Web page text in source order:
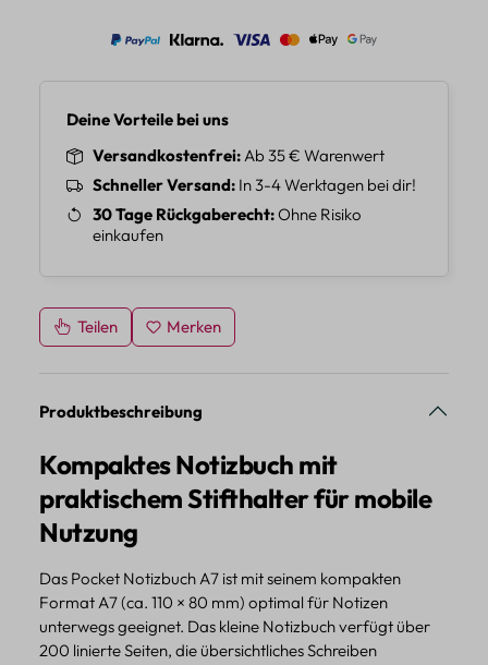
Deine Vorteile bei uns
Versandkostenfrei Ab 35 € Warenwert
Schneller Versand In 3-4 Werktagen bei dir!
30 Tage Rückgaberecht Ohne Risiko
einkaufen
Teilen Merken
Produktbeschreibung
Kompaktes Notizbuch mit
praktischem Stifthalter für mobile
Nutzung
Das Pocket Notizbuch A7 ist mit seinem kompakten
Format A7 (ca. 110 × 80 mm) optimal für Notizen
unterwegs geeignet. Das kleine Notizbuch verfügt über
200 linierte Seiten, die übersichtliches Schreiben